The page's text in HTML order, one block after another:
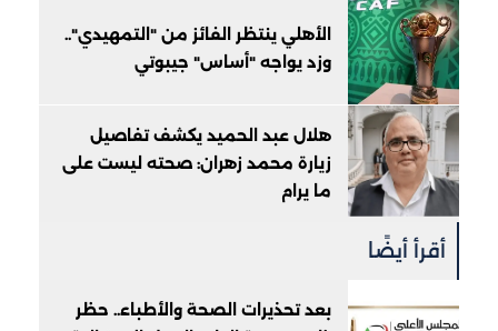
الأهلي ينتظر الفائز من "التمهيدي"..
وزد يواجه "أساس" جيبوتي
هلال عبد الحميد يكشف تفاصيل
زيارة محمد زهران: صحته ليست على
ما يرام
أقرأ أيضًا
بعد تحذيرات الصحة والأطباء.. حظر